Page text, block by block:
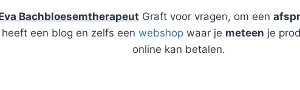
Bachbloesemtherapeut Graft voor vragen, om een
een blog en zelfs een webshopwaar je meteen je
online kan betalen.